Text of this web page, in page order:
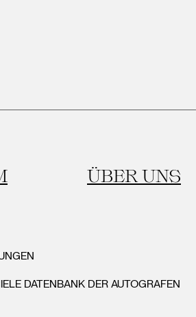
ÜBER UNS
DATENBANK DER AUTOGRAFEN